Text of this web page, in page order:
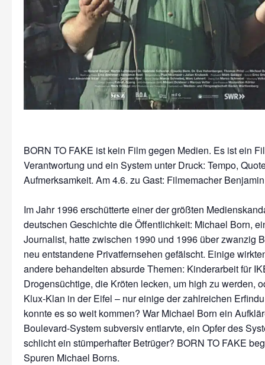
BORN TO FAKE ist kein Film gegen Medien. Es ist ein
Verantwortung und ein System unter Druck: Tempo,
Aufmerksamkeit. Am 4.6. zu Gast: Filmemacher
Im Jahr 1996 erschütterte einer der größten
deutschen Geschichte die Öffentlichkeit: Michael Born,
Journalist, hatte zwischen 1990 und 1996 über zwanzig
neu entstandene Privatfernsehen gefälscht. Einige
andere behandelten absurde Themen: Kinderarbeit für
Drogensüchtige, die Kröten lecken, um high zu werden,
Klux-Klan in der Eifel – nur einige der zahlreichen
konnte es so weit kommen? War Michael Born ein
Boulevard-System subversiv entlarvte, ein Opfer des
schlicht ein stümperhafter Betrüger? BORN TO FAKE
Spuren Michael Borns.